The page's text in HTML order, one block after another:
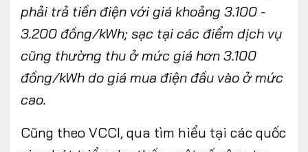
phải trả tiền điện với giá khoảng 3.100 -
3.200 đồng/kWh; sạc tại các điểm dịch vụ
cũng thường thu ở mức giá hơn 3.100
đồng/kWh do giá mua điện đầu vào ở mức
cao.
Cũng theo VCCI, qua tìm hiểu tại các quốc